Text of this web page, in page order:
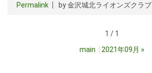
Permalink by 金沢城北ライオンズクラブ
1 / 1
main
2021年09月 »